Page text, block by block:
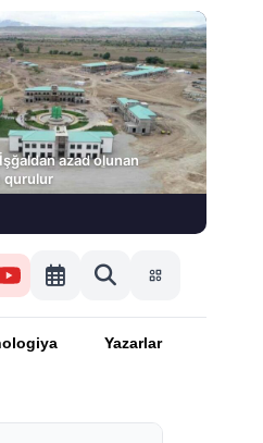
azad olunan
qurulur
Yazarlar